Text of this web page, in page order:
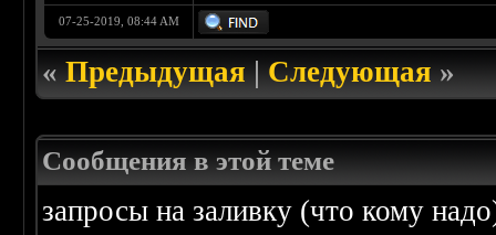
07-25-2019, 08:44 AM
«Предыдущая|Следующая»
Сообщения в этой теме
запросы на заливку (что кому